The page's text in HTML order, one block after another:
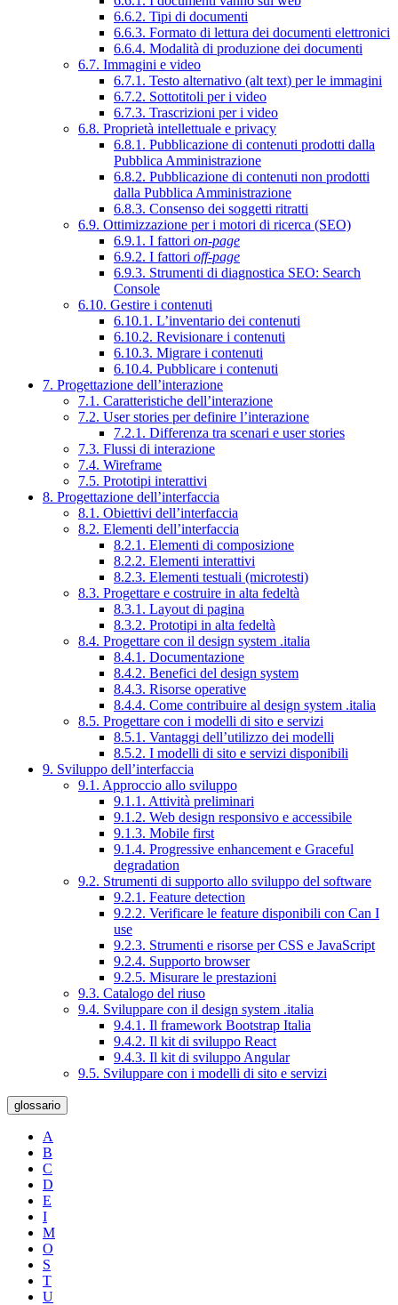
6.6.2. Tipi di documenti
6.6.3. Formato di lettura dei documenti elettronici
6.6.4. Modalità di produzione dei documenti
6.7. Immagini e video
6.7.1. Testo alternativo (alt text) per le immagini
6.7.2. Sottotitoli per i video
6.7.3. Trascrizioni per i video
6.8. Proprietà intellettuale e privacy
6.8.1. Pubblicazione di contenuti prodotti dalla
Pubblica Amministrazione
6.8.2. Pubblicazione di contenuti non prodotti
dalla Pubblica Amministrazione
6.8.3. Consenso dei soggetti ritratti
6.9. Ottimizzazione per i motori di ricerca (SEO)
6.9.1. I fattori on-page
6.9.2. I fattori off-page
6.9.3. Strumenti di diagnostica SEO: Search
Console
6.10. Gestire i contenuti
6.10.1. L’inventario dei contenuti
6.10.2. Revisionare i contenuti
6.10.3. Migrare i contenuti
6.10.4. Pubblicare i contenuti
7. Progettazione dell’interazione
7.1. Caratteristiche dell’interazione
7.2. User stories per definire l’interazione
7.2.1. Differenza tra scenari e user stories
7.3. Flussi di interazione
7.4. Wireframe
7.5. Prototipi interattivi
8. Progettazione dell’interfaccia
8.1. Obiettivi dell’interfaccia
8.2. Elementi dell’interfaccia
8.2.1. Elementi di composizione
8.2.2. Elementi interattivi
8.2.3. Elementi testuali (microtesti)
8.3. Progettare e costruire in alta fedeltà
8.3.1. Layout di pagina
8.3.2. Prototipi in alta fedeltà
8.4. Progettare con il design system .italia
8.4.1. Documentazione
8.4.2. Benefici del design system
8.4.3. Risorse operative
8.4.4. Come contribuire al design system .italia
8.5. Progettare con i modelli di sito e servizi
8.5.1. Vantaggi dell’utilizzo dei modelli
8.5.2. I modelli di sito e servizi disponibili
9. Sviluppo dell’interfaccia
9.1. Approccio allo sviluppo
9.1.1. Attività preliminari
9.1.2. Web design responsivo e accessibile
9.1.3. Mobile first
9.1.4. Progressive enhancement e Graceful
degradation
9.2. Strumenti di supporto allo sviluppo del software
9.2.1. Feature detection
9.2.2. Verificare le feature disponibili con Can I
use
9.2.3. Strumenti e risorse per CSS e JavaScript
9.2.4. Supporto browser
9.2.5. Misurare le prestazioni
9.3. Catalogo del riuso
9.4. Sviluppare con il design system .italia
9.4.1. Il framework Bootstrap Italia
9.4.2. Il kit di sviluppo React
9.4.3. Il kit di sviluppo Angular
9.5. Sviluppare con i modelli di sito e servizi
glossario
A
B
C
D
E
I
M
O
S
T
U